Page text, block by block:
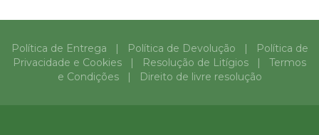
Política de Entrega | Política de Devolução |
Política de
Privacidade e Cookies | Resolução de Litígios | Termos
e Condições| Direito de livre resolução